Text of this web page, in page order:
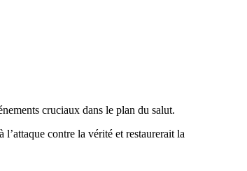
cruciaux dans le plan du salut.
contre la vérité et restaurerait la